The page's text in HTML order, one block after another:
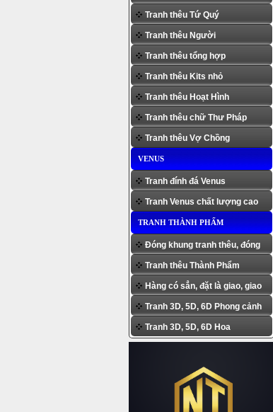
Tranh thêu Tứ Quý
Tranh thêu Người
Tranh thêu tổng hợp
Tranh thêu Kits nhỏ
Tranh thêu Hoạt Hình
Tranh thêu chữ Thư Pháp
Tranh thêu Vợ Chồng
VENUS
Tranh đính đá Venus
Tranh Venus chất lượng cao
TRANH THÀNH PHẨM
Đóng khung tranh thêu, đóng
khung tranh đính đá
Tranh thêu Thành Phẩm
Hàng có sẳn, đặt là giao, giao
khi đặt
Tranh 3D, 5D, 6D Phong cảnh
Tranh 3D, 5D, 6D Hoa